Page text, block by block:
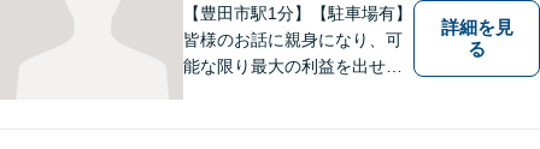
【豊田市駅1分】【駐車場有】
皆様のお話に親身になり、可
能な限り最大の利益を出せる
詳細を見
る